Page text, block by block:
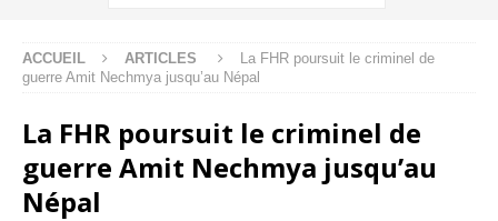
ACCUEIL ARTICLES
La FHR poursuit le criminel de
guerre Amit Nechmya jusqu’au Népal
La FHR poursuit le criminel de
guerre Amit Nechmya jusqu’au
Népal